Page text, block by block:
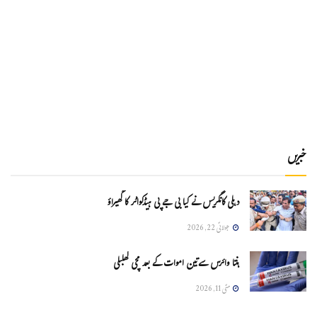
خبریں
دہلی کانگریس نے کیا بی جے پی ہیڈکواٹر کا گھیراؤ
جولائی 22, 2026
ہنتا وائرس سےتین اموات کے بعد مچی کھلبلی
مئی 11, 2026